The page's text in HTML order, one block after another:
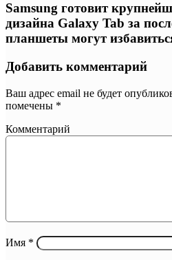
Samsung готовит
дизайна Galaxy Tab за
планшеты могут
Добавить комментарий
Ваш адрес email не будет
помечены *
Комментарий
Имя *